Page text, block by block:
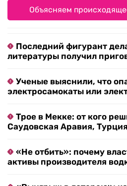
Объясняем
Последний фигурант
литературы получил
Ученые выяснили, что
электросамокаты или
Трое в Мекке: от кого
Саудовская Аравия,
«Не отбить»: почему
активы производителя